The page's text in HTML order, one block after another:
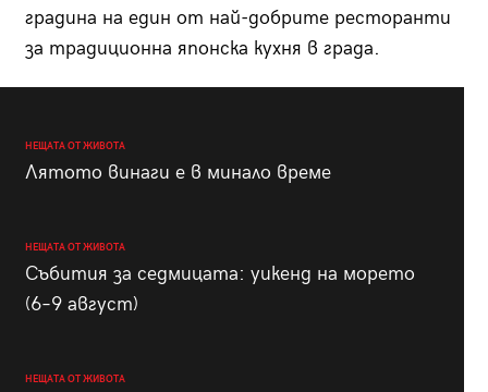
градина на един от най-добрите ресторанти
за традиционна японска кухня в града.
НЕЩАТА ОТ ЖИВОТА
Лятото винаги е в минало време
НЕЩАТА ОТ ЖИВОТА
Събития за седмицата: уикенд на морето
(6–9 август)
НЕЩАТА ОТ ЖИВОТА